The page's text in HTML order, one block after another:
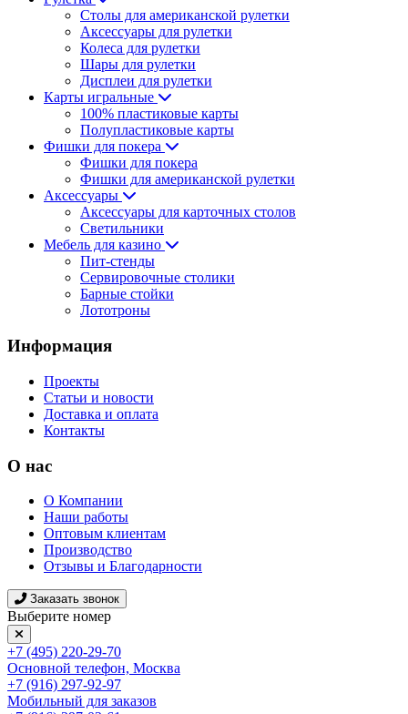
Столы для американской рулетки
Аксессуары для рулетки
Колеса для рулетки
Шары для рулетки
Дисплеи для рулетки
Карты игральные
100% пластиковые карты
Полупластиковые карты
Фишки для покера
Фишки для покера
Фишки для американской рулетки
Аксессуары
Аксессуары для карточных столов
Светильники
Мебель для казино
Пит-стенды
Сервировочные столики
Барные стойки
Лототроны
Информация
Проекты
Статьи и новости
Доставка и оплата
Контакты
О нас
О Компании
Наши работы
Оптовым клиентам
Производство
Отзывы и Благодарности
Заказать звонок
Выберите номер
+7 (495) 220-29-70
Основной телефон, Москва
+7 (916) 297-92-97
Мобильный для заказов